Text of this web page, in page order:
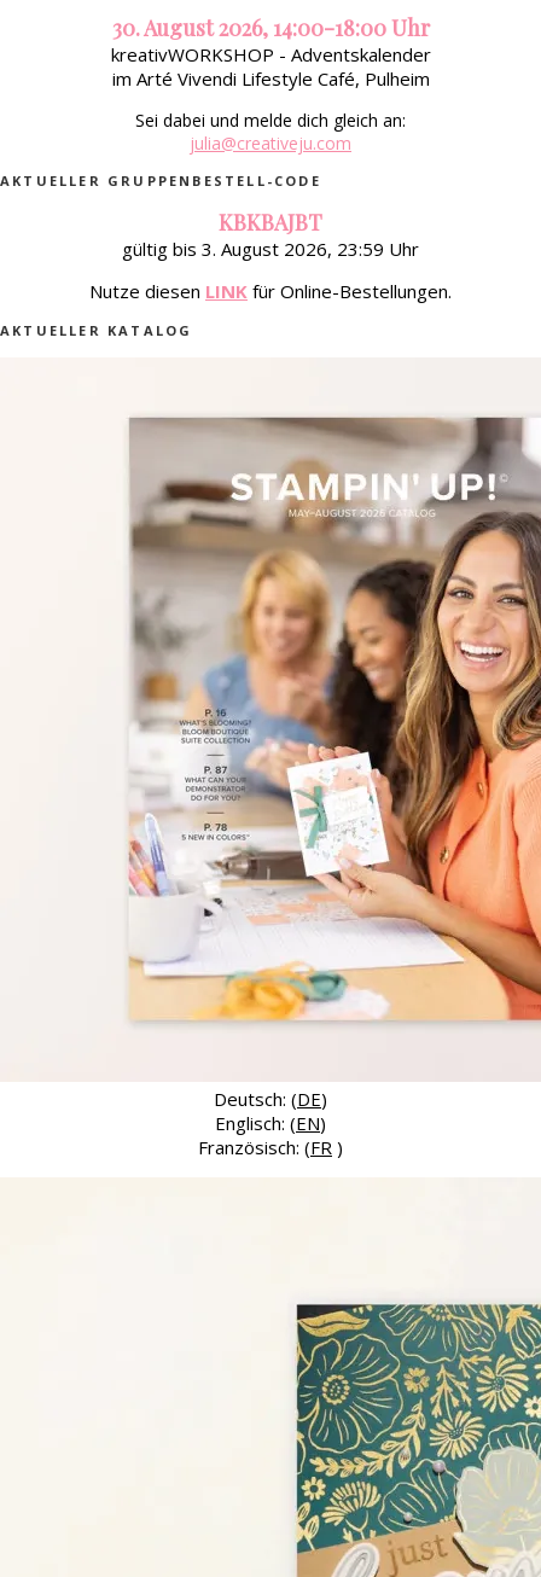
30. August 2026, 14:00-18:00 Uhr
kreativWORKSHOP - Adventskalender
im Arté Vivendi Lifestyle Café, Pulheim
Sei dabei und melde dich gleich an:
julia@creativeju.com
AKTUELLER GRUPPENBESTELL-CODE
KBKBAJBT
gültig bis 3. August 2026, 23:59 Uhr
Nutze diesen LINK für Online-Bestellungen.
AKTUELLER KATALOG
Deutsch: (DE)
Englisch: (EN)
Französisch: (FR )